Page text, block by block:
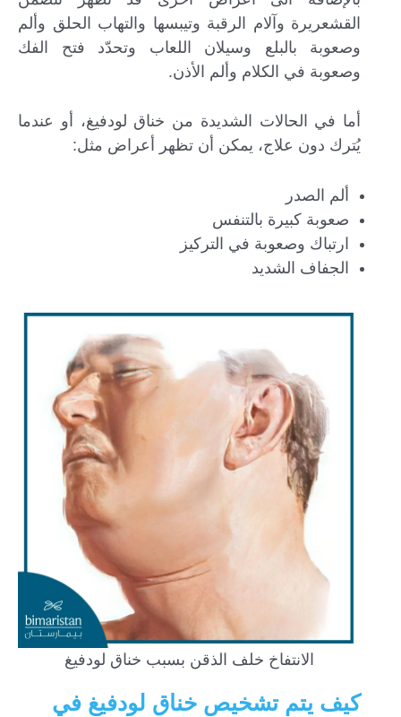
القشعريرة وآلام الرقبة وتيبسها والتهاب الحلق وألم
وصعوبة بالبلع وسيلان اللعاب وتحدّد فتح الفك
وصعوبة في الكلام وألم الأذن.
أما في الحالات الشديدة من خناق لودفيغ، أو عندما
يُترك دون علاج، يمكن أن تظهر أعراض مثل:
ألم الصدر
صعوبة كبيرة بالتنفس
ارتباك وصعوبة في التركيز
الجفاف الشديد
الانتفاخ خلف الذقن بسبب خناق لودفيغ
كيف يتم تشخيص خناق لودفيغ في